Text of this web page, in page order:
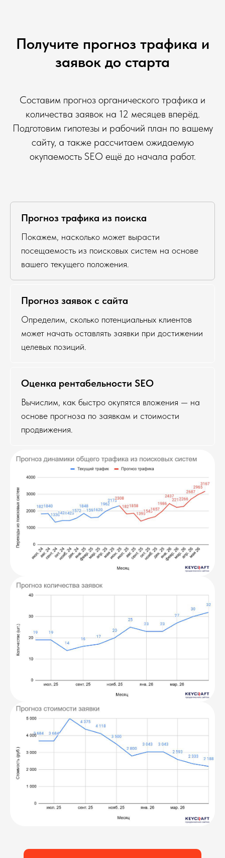
Получите прогноз трафика и
заявок до старта
Составим прогноз органического трафика и
количества заявок на 12 месяцев вперёд.
Подготовим гипотезы и рабочий план по вашему
сайту, а также рассчитаем ожидаемую
окупаемость SEO ещё до начала работ.
Прогноз трафика из поиска
Покажем, насколько может вырасти
посещаемость из поисковых систем на основе
вашего текущего положения.
Прогноз заявок с сайта
Определим, сколько потенциальных клиентов
может начать оставлять заявки при достижении
целевых позиций.
Оценка рентабельности SEO
Вычислим, как быстро окупятся вложения — на
основе прогноза по заявкам и стоимости
продвижения.